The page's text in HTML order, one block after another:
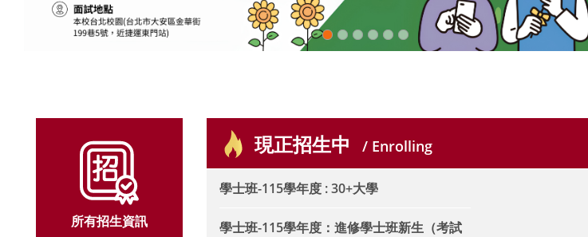
所有招生資訊
現正招生中 / Enrolling
學士班-115學年度 : 30+大學
學士班-115學年度：進修學士班新生（考試